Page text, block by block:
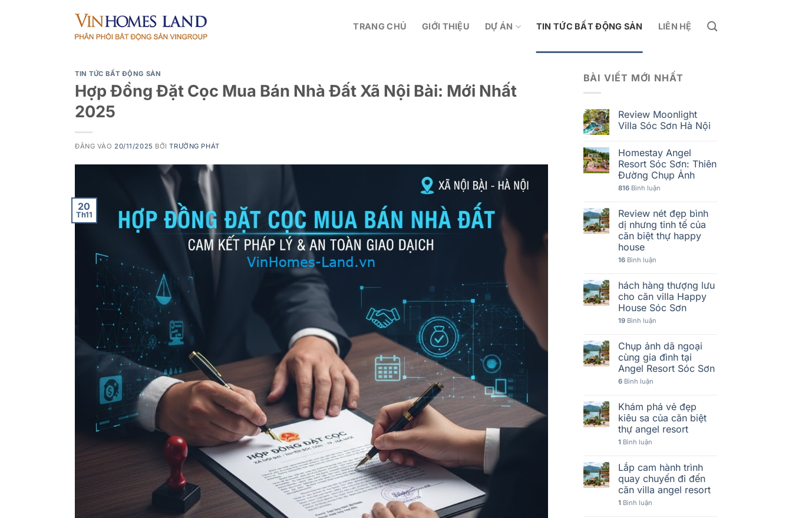
TRANG CHỦ GIỚI THIỆU DỰ ÁN TIN TỨC BẤT ĐỘNG SẢN LIÊN HỆ
TIN TỨC BẤT ĐỘNG SẢN
Hợp Đồng Đặt Cọc Mua Bán Nhà Đất Xã Nội Bài: Mới Nhất
2025
ĐĂNG VÀO 20/11/2025 BỞITRƯỜNG PHÁT
20
Th11
BÀI VIẾT MỚI NHẤT
Review Moonlight
Villa Sóc Sơn Hà Nội
Homestay Angel
Resort Sóc Sơn: Thiên
Đường Chụp Ảnh
816Bình luận
Review nét đẹp bình
dị nhưng tinh tế của
căn biệt thự happy
house
16Bình luận
hách hàng thượng lưu
cho căn villa Happy
House Sóc Sơn
19Bình luận
Chụp ảnh dã ngoại
cùng gia đình tại
Angel Resort Sóc Sơn
6Bình luận
Khám phá vẻ đẹp
kiêu sa của căn biệt
thự angel resort
1 Bình luận
Lắp cam hành trình
quay chuyến đi đến
căn villa angel resort
1 Bình luận